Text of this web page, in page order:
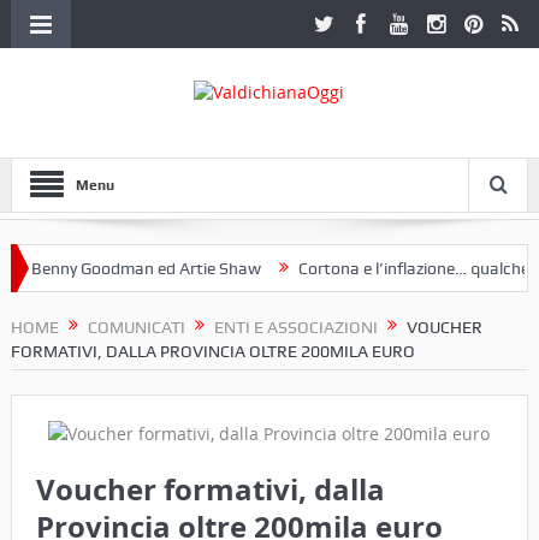
Menu
Goodman ed Artie Shaw Cortona e l’inflazione… qualche
HOME COMUNICATI ENTI E ASSOCIAZIONI
VOUCHER
FORMATIVI, DALLA PROVINCIA OLTRE 200MILA EURO
Voucher formativi, dalla
Provincia oltre 200mila euro